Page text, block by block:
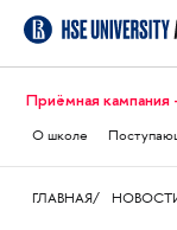
Приёмная
О школе
ГЛАВНАЯ